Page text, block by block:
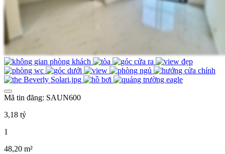
Mã tin đăng: SAUN600
3,18 tỷ
1
48,20 m²